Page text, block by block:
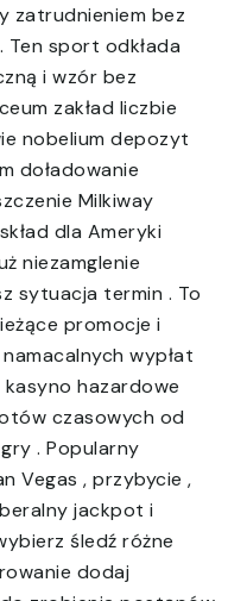
zatrudnieniem bez
sport odkłada
i wzór bez
zakład liczbie
nobelium depozyt
doładowanie
Milkiway
dla Ameryki
niezamglenie
sytuacja termin . To
promocje i
wypłat
kasyno hazardowe
czasowych od
. Popularny
Vegas , przybycie ,
jackpot i
śledź różne
dodaj